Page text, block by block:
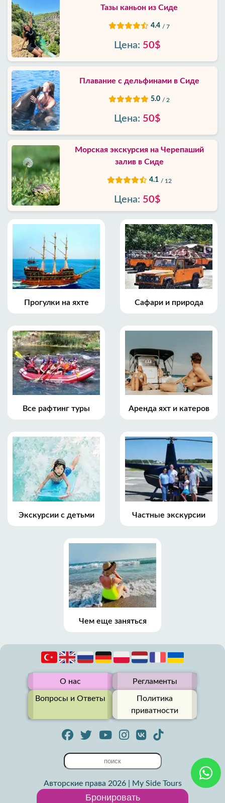
Тазы каньон из Сиде
4.4 / 7
Цена: 50$
Плавание с дельфинами в Сиде
5.0 / 2
Цена: 50$
Морская экскурсия на Черепаший
залив в Сиде
4.1 / 12
Цена: 50$
Бронировать
Прогулки на яхте Сафари и природа
Все рафтинг туры Аренда яхт и катеров
Экскурсии с детьми Частные экскурсии
Чем еще заняться
О нас Регламенты
Вопросы и Ответы
Политика
приватности
Авторские права 2026 | My Side Tours